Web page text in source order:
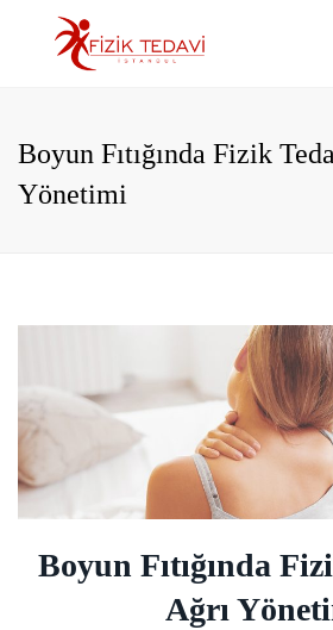
Boyun Fıtığında Fizik
Yönetimi
Boyun Fıtığında
Ağrı